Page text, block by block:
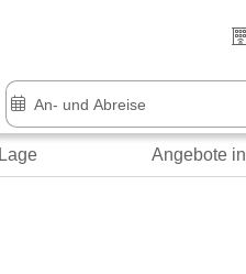
Über 25 Jahre
Lage Angebote